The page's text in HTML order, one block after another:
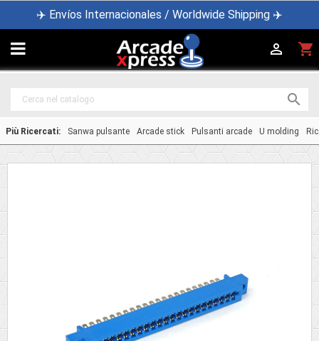
✈️ Envíos Internacionales / Worldwide Shipping ✈️
 shopping_cart


Più Ricercati: Sanwa pulsante Arcade stick Pulsanti arcade U molding